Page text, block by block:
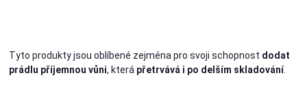
Tyto produkty jsou oblíbené zejména pro svoji schopnost dodat
prádlu příjemnou vůni, která přetrvává i po delším skladování.